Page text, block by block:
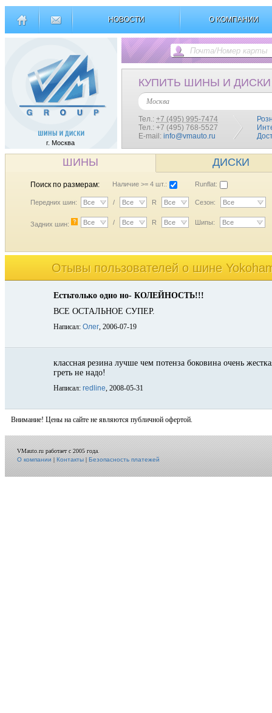
НОВОСТИ О КОМПАНИИ
г. Москва
КУПИТЬ ШИНЫ И ДИСКИ
Москва
Тел.: +7 (495) 995-7474
Тел.: +7 (495) 768-5527
E-mail: info@vmauto.ru
ШИНЫ ДИСКИ
Поиск по размерам: Наличие >= 4 шт.: Runflat:
Передних шин: Все / Все R Все Сезон: Все
Задних шин: ? Все / Все R Все Шипы: Все
Отывы пользователей o шине
Естьтолько одно но- КОЛЕЙНОСТЬ!!!
ВСЕ ОСТАЛЬНОЕ СУПЕР.
Написал: Олег, 2006-07-19
классная резина лучше чем потенза боковина очень
греть не надо!
Написал: redline, 2008-05-31
Внимание! Цены на сайте не являются публичной офертой.
VMauto.ru работает с 2005 года.
О компании|Контакты|Безопасность платежей